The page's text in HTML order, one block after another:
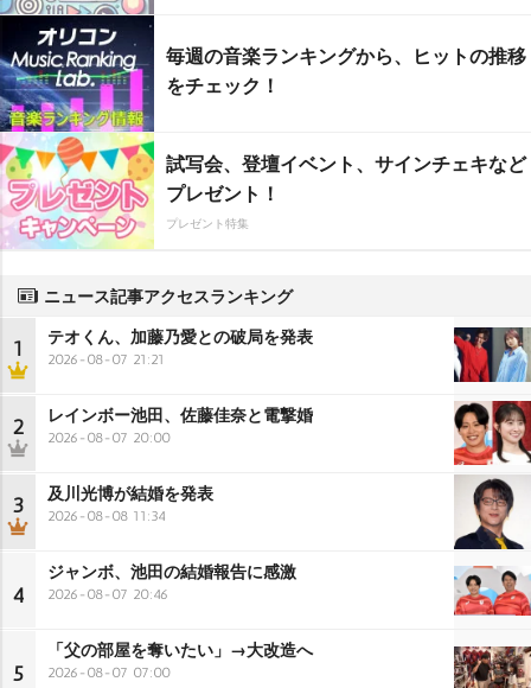
毎週の音楽ランキングから、ヒットの推移
をチェック！
試写会、登壇イベント、サインチェキなど
プレゼント！
プレゼント特集
ニュース記事アクセスランキング
1 テオくん、加藤乃愛との破局を発表
2026-08-07 21:21
2 レインボー池田、佐藤佳奈と電撃婚
2026-08-07 20:00
3 及川光博が結婚を発表
2026-08-08 11:34
4
ジャンボ、池田の結婚報告に感激
2026-08-07 20:46
5
「父の部屋を奪いたい」→大改造へ
2026-08-07 07:00